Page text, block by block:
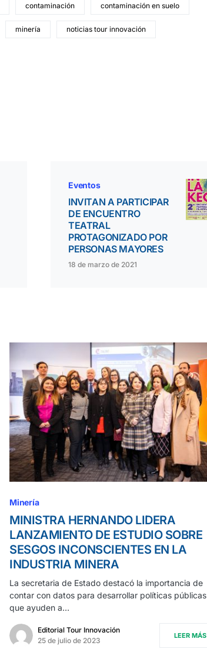
contaminación contaminación en suelo
minería noticias tour innovación
Eventos
INVITAN A PARTICIPAR
DE ENCUENTRO
TEATRAL
PROTAGONIZADO POR
PERSONAS MAYORES
18 de marzo de 2021
Minería
MINISTRA HERNANDO LIDERA
LANZAMIENTO DE ESTUDIO SOBRE
SESGOS INCONSCIENTES EN LA
INDUSTRIA MINERA
La secretaria de Estado destacó la importancia de
contar con datos para desarrollar políticas públicas
que ayuden a…
Editorial Tour Innovación
25 de julio de 2023
LEER MÁS